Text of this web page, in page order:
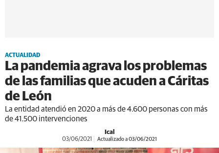
ACTUALIDAD
La pandemia agrava los problemas
de las familias que acuden a Cáritas
de León
La entidad atendió en 2020 a más de 4.600 personas con más
de 41.500 intervenciones
Ical
03/06/2021 Actualizado a 03/06/2021